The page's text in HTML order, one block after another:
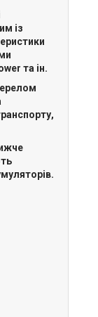
із
та ін.